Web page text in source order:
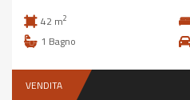
42 m2
1 Bagno
VENDITA